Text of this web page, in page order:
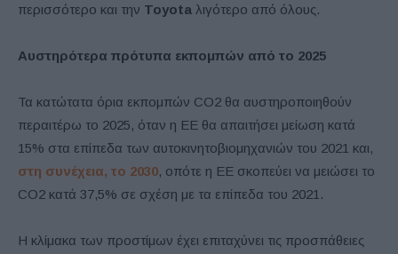
περισσότερο και την Toyota λιγότερο από όλους.
Αυστηρότερα πρότυπα εκπομπών από το 2025
Τα κατώτατα όρια εκπομπών CO2 θα αυστηροποιηθούν
περαιτέρω το 2025, όταν η ΕΕ θα απαιτήσει μείωση κατά
15% στα επίπεδα των αυτοκινητοβιομηχανιών του 2021 και,
στη συνέχεια, το 2030, οπότε η ΕΕ σκοπεύει να μειώσει το
CO2 κατά 37,5% σε σχέση με τα επίπεδα του 2021.
Η κλίμακα των προστίμων έχει επιταχύνει τις προσπάθειες